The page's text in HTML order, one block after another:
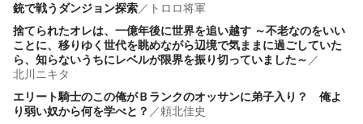
銃で戦うダンジョン探索／ トロロ将軍
捨てられたオレは、一億年後に世界を追い越す ～不老なのをいい
ことに、移りゆく世代を眺めながら辺境で気ままに過ごしていた
ら、知らないうちにレベルが限界を振り切っていました～ ／
北川ニキタ
エリート騎士のこの俺がＢランクのオッサンに弟子入り？ 俺よ
り弱い奴から何を学べと？ ／頼北佳史